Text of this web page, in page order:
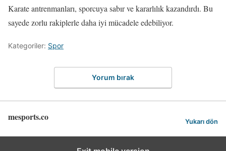
Karate antrenmanları, sporcuya sabır ve kararlılık kazandırdı. Bu
sayede zorlu rakiplerle daha iyi mücadele edebiliyor.
Kategoriler: Spor
Yorum bırak
mesports.co Yukarı dön